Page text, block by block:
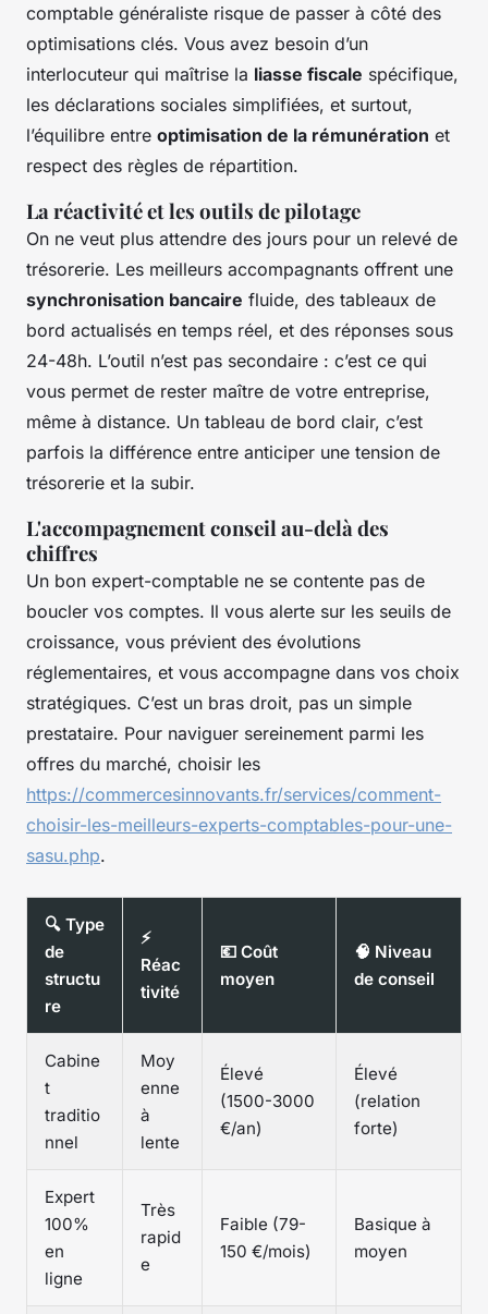
comptable généraliste risque de passer à côté des
optimisations clés. Vous avez besoin d’un
interlocuteur qui maîtrise la liasse fiscale spécifique,
les déclarations sociales simplifiées, et surtout,
l’équilibre entre optimisation de la rémunération et
respect des règles de répartition.
La réactivité et les outils de pilotage
On ne veut plus attendre des jours pour un relevé de
trésorerie. Les meilleurs accompagnants offrent une
synchronisation bancaire fluide, des tableaux de
bord actualisés en temps réel, et des réponses sous
24-48h. L’outil n’est pas secondaire : c’est ce qui
vous permet de rester maître de votre entreprise,
même à distance. Un tableau de bord clair, c’est
parfois la différence entre anticiper une tension de
trésorerie et la subir.
L'accompagnement conseil au-delà des
chiffres
Un bon expert-comptable ne se contente pas de
boucler vos comptes. Il vous alerte sur les seuils de
croissance, vous prévient des évolutions
réglementaires, et vous accompagne dans vos choix
stratégiques. C’est un bras droit, pas un simple
prestataire. Pour naviguer sereinement parmi les
offres du marché, choisir les
https://commercesinnovants.fr/services/comment-
choisir-les-meilleurs-experts-comptables-pour-une-
sasu.php.
🔍 Type
de
structu
re
⚡
Réac
tivité
💶 Coût
moyen
🧠 Niveau
de conseil
Cabine
t
traditio
nnel
Moy
enne
à
lente
Élevé
(1500-3000
€/an)
Élevé
(relation
forte)
Expert
100%
en
ligne
Très
rapid
e
Faible (79-
150 €/mois)
Basique à
moyen